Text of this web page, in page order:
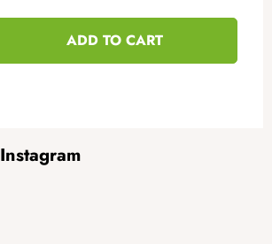
ADD TO CART
Instagram